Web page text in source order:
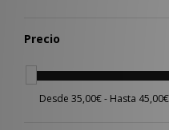
Precio